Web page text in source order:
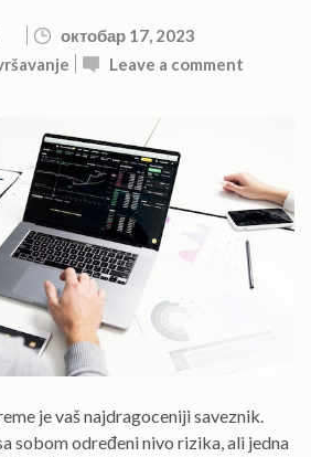
октобар 17, 2023
Leave a comment
je vaš najdragoceniji saveznik.
sobom određeni nivo rizika, ali jedna